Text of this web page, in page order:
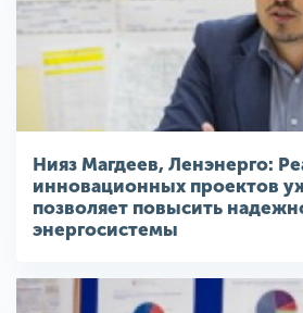
Нияз Магдеев, Ленэнерго:
инновационных проектов
позволяет повысить
энергосистемы